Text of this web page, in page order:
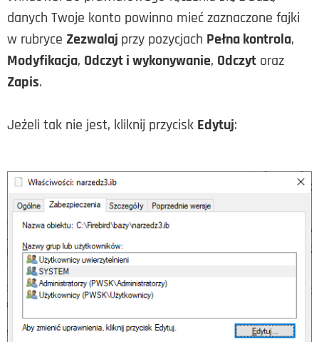
danych Twoje konto powinno mieć zaznaczone fajki
w rubryce Zezwalaj przy pozycjach Pełna kontrola,
Modyfikacja, Odczyt i wykonywanie, Odczyt oraz
Zapis.
Jeżeli tak nie jest, kliknij przycisk Edytuj: